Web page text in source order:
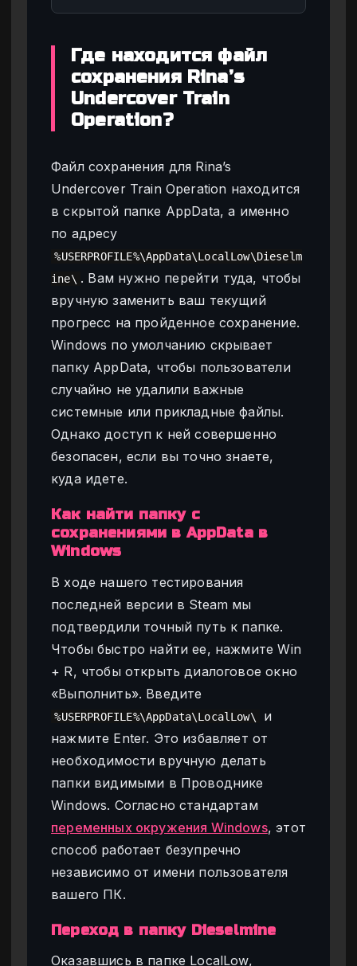
Где находится файл
сохранения Rina’s
Undercover Train
Operation?
Файл сохранения для Rina’s
Undercover Train Operation находится
в скрытой папке AppData, а именно
по адресу
%USERPROFILE%\AppData\LocalLow\Dieselm
ine\ . Вам нужно перейти туда, чтобы
вручную заменить ваш текущий
прогресс на пройденное сохранение.
Windows по умолчанию скрывает
папку AppData, чтобы пользователи
случайно не удалили важные
системные или прикладные файлы.
Однако доступ к ней совершенно
безопасен, если вы точно знаете,
куда идете.
Как найти папку с
сохранениями в AppData в
Windows
В ходе нашего тестирования
последней версии в Steam мы
подтвердили точный путь к папке.
Чтобы быстро найти ее, нажмите Win
+ R, чтобы открыть диалоговое окно
«Выполнить». Введите
%USERPROFILE%\AppData\LocalLow\
и
нажмите Enter. Это избавляет от
необходимости вручную делать
папки видимыми в Проводнике
Windows. Согласно стандартам
переменных окружения Windows, этот
способ работает безупречно
независимо от имени пользователя
вашего ПК.
Переход в папку Dieselmine
Оказавшись в папке LocalLow,